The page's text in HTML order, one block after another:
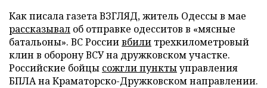
Как писала газета ВЗГЛЯД, житель Одессы в мае
рассказывал об отправке одесситов в «мясные
батальоны». ВС Россиивбили трехкилометровый
клин в оборону ВСУ на дружковском участке.
Российские бойцы сожгли пунктыуправления
БПЛА на Краматорско-Дружковском направлении.